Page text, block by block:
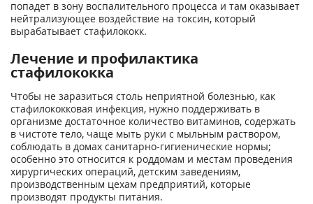
попадет в зону воспалительного процесса и там оказывает
нейтрализующее воздействие на токсин, который
вырабатывает стафилококк.
Лечение и профилактика
стафилококка
Чтобы не заразиться столь неприятной болезнью, как
стафилококковая инфекция, нужно поддерживать в
организме достаточное количество витаминов, содержать
в чистоте тело, чаще мыть руки с мыльным раствором,
соблюдать в домах санитарно-гигиенические нормы;
особенно это относится к роддомам и местам проведения
хирургических операций, детским заведениям,
производственным цехам предприятий, которые
производят продукты питания.